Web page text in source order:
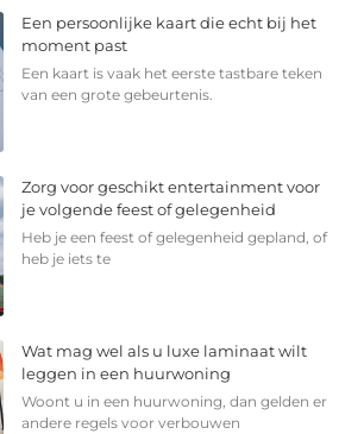
Een persoonlijke kaart die echt bij het
moment past
Een kaart is vaak het eerste tastbare teken
van een grote gebeurtenis.
Zorg voor geschikt entertainment voor
je volgende feest of gelegenheid
Heb je een feest of gelegenheid gepland, of
heb je iets te
Wat mag wel als u luxe laminaat wilt
leggen in een huurwoning
Woont u in een huurwoning, dan gelden er
andere regels voor verbouwen